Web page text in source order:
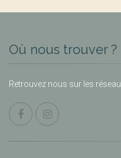
Où nous trouver ?
Retrouvez nous sur les